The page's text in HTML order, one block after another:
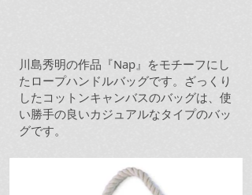
川島秀明の作品『Nap』をモチーフにし
たロープハンドルバッグです。ざっくり
したコットンキャンバスのバッグは、使
い勝手の良いカジュアルなタイプのバッ
グです。